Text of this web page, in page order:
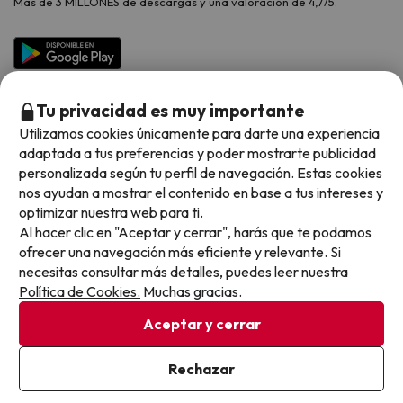
Viajes para grupos
Hoteles Salou
Chollos con Todo Incluido
Chollos en la playa
Hoteles con toboganes
Selección de la Newsletter
Los favoritos de nuestros clientes
Vacaciones en Octubre
Vacaciones en Noviembre
Preguntas frecuentes
Métodos de pago disponibles
Condiciones generales
Política de cookies
Viajes para ti S.L.U. Copyright © Buscounchollo.com 2010 -
Tu privacidad es muy importante
Utilizamos cookies únicamente para darte una experiencia
adaptada a tus preferencias y poder mostrarte publicidad
personalizada según tu perfil de navegación. Estas cookies
nos ayudan a mostrar el contenido en base a tus intereses y
optimizar nuestra web para ti.
Al hacer clic en "Aceptar y cerrar", harás que te podamos
ofrecer una navegación más eficiente y relevante. Si
necesitas consultar más detalles, puedes leer nuestra
Política de Cookies. Muchas gracias.
Aceptar y cerrar
Rechazar